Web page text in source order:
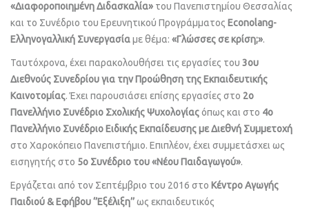
«Διαφοροποιημένη Διδασκαλία» του Πανεπιστημίου Θεσσαλίας
και το Συνέδριο του Ερευνητικού Προγράμματος Econolang-
Ελληνογαλλική Συνεργασίαμε θέμα: «Γλώσσες σε κρίση;».
Ταυτόχρονα, έχει παρακολουθήσει τις εργασίες του 3ου
Διεθνούς Συνεδρίου για την Προώθηση της Εκπαιδευτικής
Καινοτομίας. Έχει παρουσιάσει επίσης εργασίες στο 2ο
Πανελλήνιο Συνέδριο Σχολικής Ψυχολογίαςόπως και στο 4ο
Πανελλήνιο Συνέδριο Ειδικής Εκπαίδευσης με Διεθνή Συμμετοχή
στο Χαροκόπειο Πανεπιστήμιο. Επιπλέον, έχει συμμετάσχει ως
εισηγητής στο 5ο Συνέδριο του «Νέου Παιδαγωγού».
Εργάζεται από τον Σεπτέμβριο του 2016 στο Κέντρο Αγωγής
Παιδιού & Εφήβου ‘’Εξέλιξη’’ως εκπαιδευτικός